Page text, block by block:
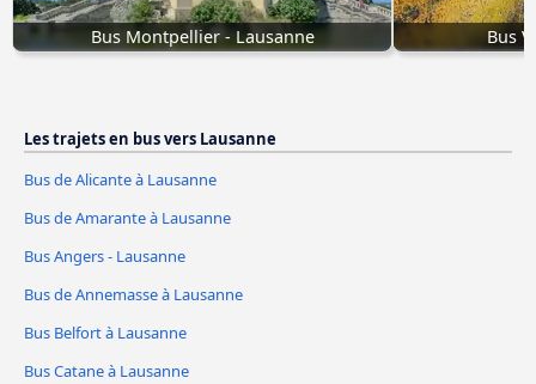
Bus Montpellier - Lausanne Bus
Les trajets en bus vers Lausanne
Bus de Alicante à Lausanne
Bus de Amarante à Lausanne
Bus Angers - Lausanne
Bus de Annemasse à Lausanne
Bus Belfort à Lausanne
Bus Catane à Lausanne